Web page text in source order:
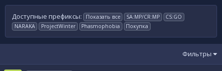
Доступные префиксы: Показать все SA:MP/CR:MP
CS:GO
NARAKA
ProjectWinter Phasmophobia Покупка
Фильтры